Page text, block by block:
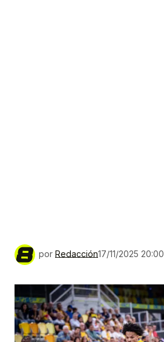
por Redacción17/11/2025 20:00